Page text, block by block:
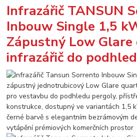
Infrazářič TANSUN
Inbouw Single 1,5
Zápustný Low
infrazářič do